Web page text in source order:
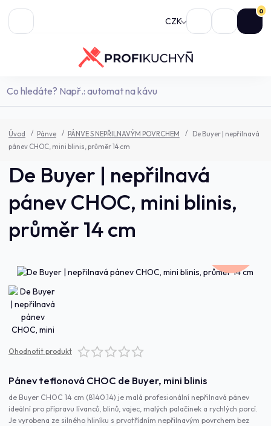
CZK
0
Úvod Pánve PÁNVE S NEPŘILNAVÝM POVRCHEM
De Buyer | nepřilnavá
pánev CHOC, mini blinis, průměr 14 cm
De Buyer | nepřilnavá
pánev CHOC, mini blinis,
průměr 14 cm
Ohodnotit produkt
Pánev teflonová CHOC de Buyer, mini blinis
de Buyer CHOC 14 cm (8140.14) je malá profesionální nepřilnavá pánev
ideální pro přípravu lívanců, blinů, vajec, malých palačinek a rychlých porcí.
Je vyrobena ze silného hliníku s prvotřídním nepřilnavým povrchem bez